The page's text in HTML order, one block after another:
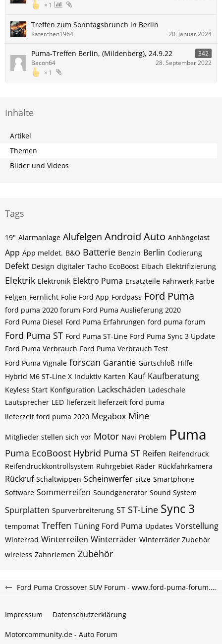
1
Treffen zum Sonntagsbrunch in Berlin
Katerchen1964 20. Januar 2024
Puma-Treffen Berlin, (Mildenberg), 24.9.22 342
1
Bacon64 28. September 2022
Inhalte
Artikel
Themen
Bilder und Videos
Tags
19" Alarmanlage Alufelgen Android Auto Anhängelast
App App meldet. B&O Batterie Benzin Berlin Codierung
Defekt Design digitaler Tacho EcoBoost Eibach Elektrifizierung
Elektrik Elektronik Elektro Puma Ersatzteile Fahrwerk Farbe
Felgen Fernlicht Folie Ford App Fordpass Ford Puma
ford puma 2020 forum Ford Puma Auslieferung 2020
Ford Puma Diesel Ford Puma Erfahrungen ford puma forum
Ford Puma ST Ford Puma ST-Line Ford Puma Sync 3 Update
Ford Puma Verbrauch Ford Puma Verbrauch Test
Ford Puma Vignale forscan Garantie Gurtschloß Hilfe
Hybrid M6 ST-Line X Induktiv Karten Kauf Kaufberatung
Keyless Start Konfiguration Lackschäden Ladeschale
Lautsprecher LED lieferzeit lieferzeit ford puma
lieferzeit ford puma 2020 Megabox Mine
Mitglieder stellen sich vor Motor Navi Problem Puma
Puma EcoBoost Hybrid Puma ST Reifen Reifendruck
Reifendruckkontrollsystem Ruhrgebiet Räder Rückfahrkamera
Rückruf Schaltwippen Scheinwerfer sitze Smartphone
Software Sommerreifen Soundgenerator Sound System
Spurplatten Spurverbreiterung ST ST-Line Sync 3
tempomat Treffen Tuning Ford Puma Updates Vorstellung
Winterrad Winterreifen Winterräder Winterräder Zubehör
wireless Zahnriemen Zubehör
Ford Puma Crossover SUV Forum - www.ford-puma-forum.de
Impressum Datenschutzerklärung
Motorcommunity.de - Auto Forum